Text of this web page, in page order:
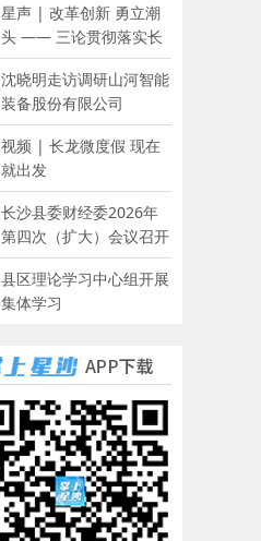
星声 | 改革创新 勇立潮
头 —— 三论贯彻落实长
沙县第十五次党代会精神
沈晓明走访调研山河智能
装备股份有限公司
视频 | 长龙微度假 现在
就出发
长沙县委财经委2026年
第四次（扩大）会议召开
县区理论学习中心组开展
集体学习